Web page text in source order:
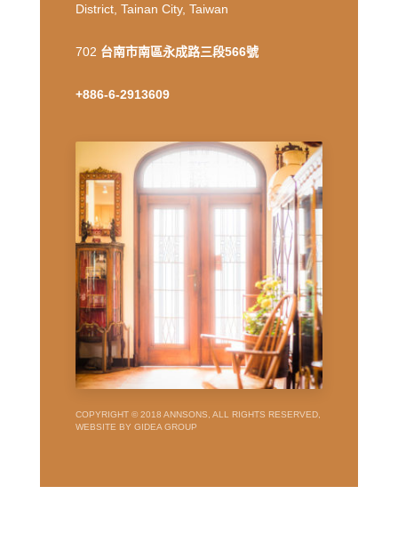
District, Tainan City, Taiwan
702 台南市南區永成路三段566號
+886-6-2913609
COPYRIGHT © 2018 ANNSONS, ALL RIGHTS RESERVED,
WEBSITE BY GIDEA GROUP